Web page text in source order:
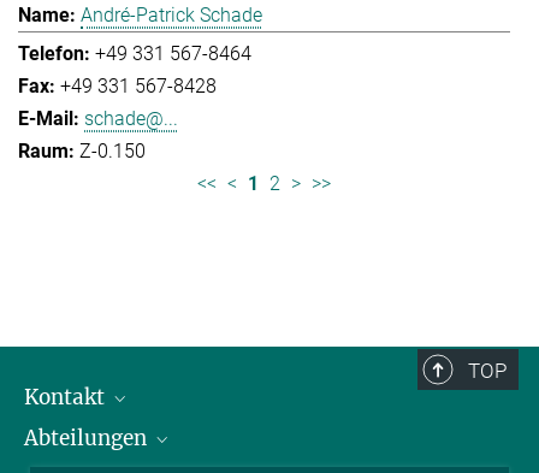
André-Patrick Schade
+49 331 567-8464
+49 331 567-8428
schade@...
Z-0.150
<< < 1 2 > >>
TOP
Kontakt
Mitarbeiterverzeichnis
Abteilungen